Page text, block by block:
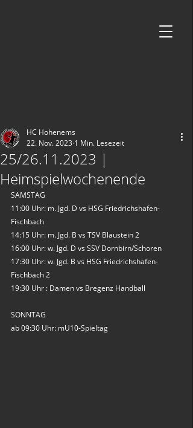
25/26.11.2023 |
Heimspielwochenende
HC Hohenems
22. Nov. 2023 1 Min. Lesezeit
SAMSTAG
11:00 Uhr: m. Jgd. D vs HSG Friedrichshafen-
Fischbach
14:15 Uhr: m. Jgd. B vs TSV Blaustein 2
16:00 Uhr: w. Jgd. D vs SSV Dornbirn/Schoren
17:30 Uhr: w. Jgd. B vs HSG Friedrichshafen-
Fischbach 2
19:30 Uhr : Damen vs Bregenz Handball
SONNTAG
ab 09:30 Uhr: mU10-Spieltag